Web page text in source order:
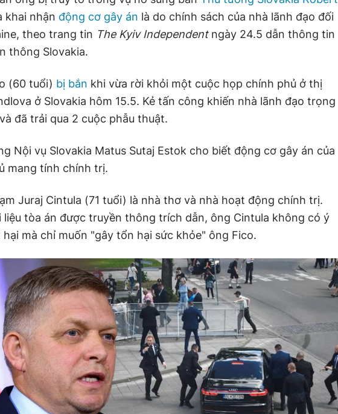
khai nhận động cơ gây án là do chính sách của nhà lãnh đạo đối
theo trang tin The Kyiv Independentngày 24.5 dẫn thông tin
thông Slovakia.
(60 tuổi) bị bắn khi vừa rời khỏi một cuộc họp chính phủ ở thị
ở Slovakia hôm 15.5. Kẻ tấn công khiến nhà lãnh đạo trọng
đã trải qua 2 cuộc phẫu thuật.
Nội vụ Slovakia Matus Sutaj Estok cho biết động cơ gây án của
mang tính chính trị.
Juraj Cintula (71 tuổi) là nhà thơ và nhà hoạt động chính trị.
liệu tòa án được truyền thông trích dẫn, ông Cintula không có ý
hại mà chỉ muốn "gây tổn hại sức khỏe" ông Fico.